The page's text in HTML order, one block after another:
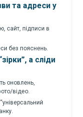
та адреси у
сайт, підписи в
без пояснень.
а сліди
оновлень,
відео.